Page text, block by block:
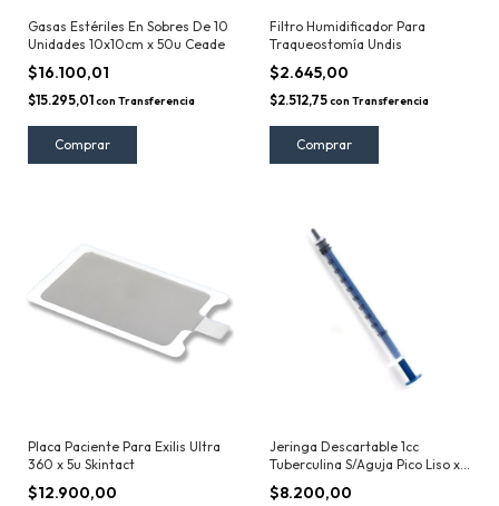
Gasas Estériles En Sobres De 10
Unidades 10x10cm x 50u Ceade
$16.100,01
$15.295,01con Transferencia
Filtro Humidificador Para
Traqueostomía Undis
$2.645,00
$2.512,75con Transferencia
Placa Paciente Para Exilis Ultra
360 x 5u Skintact
$12.900,00
Jeringa Descartable 1cc
Tuberculina S/Aguja Pico Liso x
100u Neojet
$8.200,00